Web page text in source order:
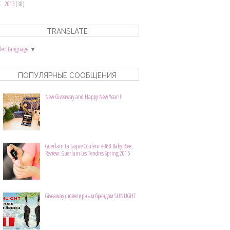
2013(30)
TRANSLATE
Language ▼
ПОПУЛЯРНЫЕ СООБЩЕНИЯ
New Giveaway and Happy New Year!!!
Guerlain La Laque Couleur #368 Baby Rose.
Review: Guerlain Les Tendres Spring 2015
Giveaway с ювелирным брендом SUNLIGHT